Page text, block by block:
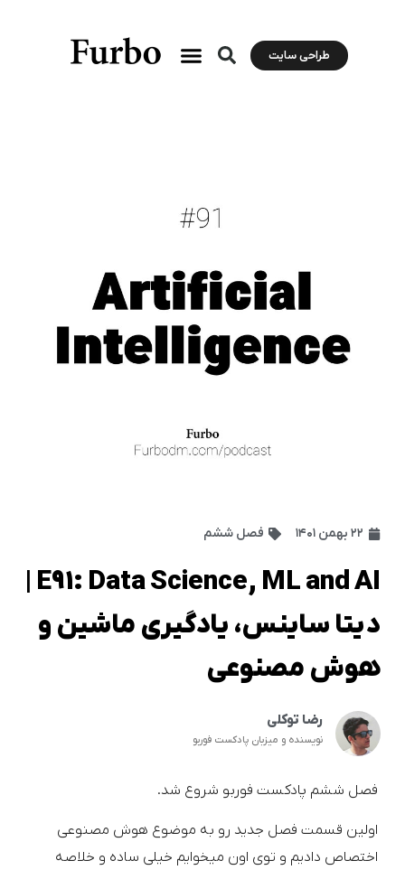
طراحی سایت
۲۲ بهمن ۱۴۰۱ فصل ششم
E91: Data Science, ML and AI |
دیتا ساینس، یادگیری ماشین و
هوش مصنوعی
رضا توکلی
نویسنده و میزبان پادکست فوربو
فصل ششم پادکست فوربو شروع شد.
اولین قسمت فصل جدید رو به موضوع هوش مصنوعی
اختصاص دادیم و توی اون میخوایم خیلی ساده و خلاصه